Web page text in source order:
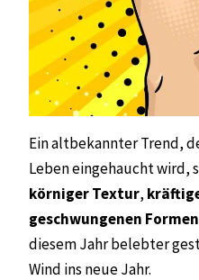
Ein altbekannter Trend,
Leben eingehaucht wird,
körniger Textur,
geschwungenen Formen
diesem Jahr belebter
Wind ins neue Jahr.